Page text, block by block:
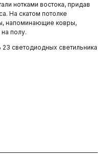
нотками востока, придав
На скатом потолке
напоминающие ковры,
полу.
светодиодных светильника